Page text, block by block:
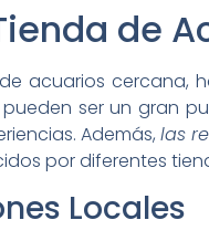
de
acuarios cercana,
pueden ser un gran
Además,las
por diferentes
Locales